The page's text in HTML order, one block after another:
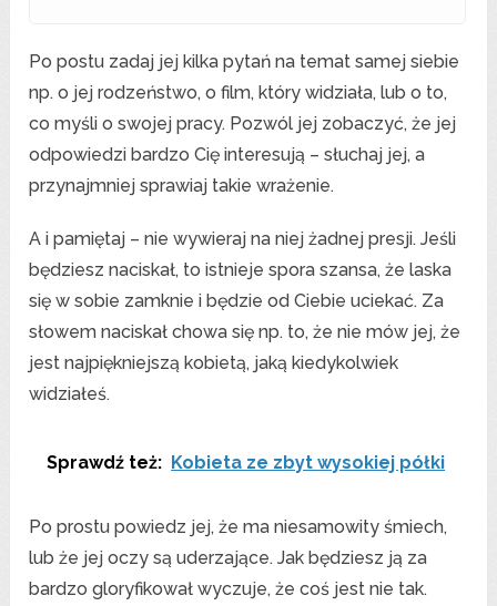
Po postu zadaj jej kilka pytań na temat samej siebie
np. o jej rodzeństwo, o film, który widziała, lub o to,
co myśli o swojej pracy. Pozwól jej zobaczyć, że jej
odpowiedzi bardzo Cię interesują – słuchaj jej, a
przynajmniej sprawiaj takie wrażenie.
A i pamiętaj – nie wywieraj na niej żadnej presji. Jeśli
będziesz naciskał, to istnieje spora szansa, że laska
się w sobie zamknie i będzie od Ciebie uciekać. Za
słowem naciskał chowa się np. to, że nie mów jej, że
jest najpiękniejszą kobietą, jaką kiedykolwiek
widziałeś.
Sprawdź też: Kobieta ze zbyt wysokiej półki
Po prostu powiedz jej, że ma niesamowity śmiech,
lub że jej oczy są uderzające. Jak będziesz ją za
bardzo gloryfikował wyczuje, że coś jest nie tak.